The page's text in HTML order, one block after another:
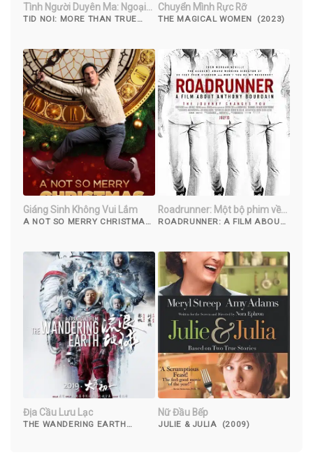
Tình Người Duyên Ma: Ngoại
Truyện
TID NOI: MORE THAN TRUE
Chuyển Mình Rực Rỡ
THE MAGICAL WOMEN (2023)
Giáng Sinh Không Vui Lắm
A NOT SO MERRY CHRISTMAS
Roadrunner: Một bộ phim về
Anthony Bourdain
ROADRUNNER: A FILM ABOUT
Địa Cầu Lưu Lạc
THE WANDERING EARTH
Nữ Đầu Bếp
JULIE & JULIA (2009)